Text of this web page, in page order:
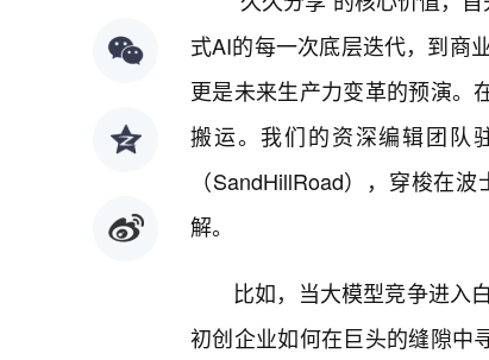
式AI的每一次底层迭代，到商
更是未来生产力变革的预演。
搬运。我们的资深编辑团队
（SandHillRoad），穿梭在
解。
比如，当大模型竞争进入
初创企业如何在巨头的缝隙中